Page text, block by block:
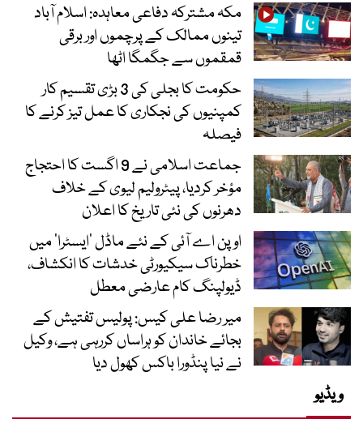
مکہ مشترکہ دفاعی معاہدہ: اسلام آباد
تینوں ممالک کے پرچموں اور برقی
قمقموں سے جگمگا اٹھا
حکومت کا بجلی کی 3 بڑی تقسیم کار
کمپنیوں کی نجکاری کا عمل تیز کرنے کا
فیصلہ
جماعت اسلامی نے 9 اگست کا احتجاج
مؤخر کردیا، پیٹرولیم لیوی کے خلاف
دھرنوں کی نئی تاریخ کا اعلان
اوپن اے آئی کے نئے ماڈل ’ایسٹرا‘ میں
خطرناک سیکیورٹی خدشات کا انکشاف،
ڈیولپنگ کام عارضی معطل
میر رضا علی کیس: پولیس تفتیش کے
بجائے خاندان کو ہراساں کررہی ہے، وکیل
نے نیا پنڈورا باکس کھول دیا
ویڈیو